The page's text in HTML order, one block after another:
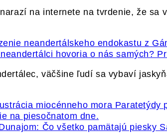
na internete na tvrdenie, že sa
hovoria o nás samých?
väčšine ľudí sa vybaví
Čo všetko pamätajú piesky